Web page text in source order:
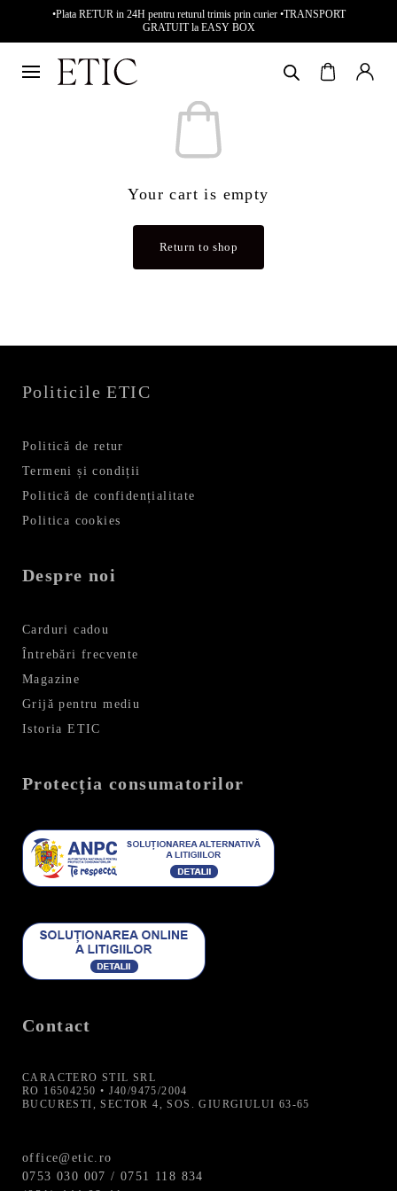
•Plata RETUR in 24H pentru returul trimis prin curier •TRANSPORT
GRATUIT la EASY BOX
Your cart is empty
Return to shop
Politicile ETIC
Politică de retur
Termeni și condiții
Politică de confidențialitate
Politica cookies
Despre noi
Carduri cadou
Întrebări frecvente
Magazine
Grijă pentru mediu
Istoria ETIC
Protecția consumatorilor
Contact
CARACTERO STIL SRL
RO 16504250 • J40/9475/2004
BUCURESTI, SECTOR 4, SOS. GIURGIULUI 63-65
office@etic.ro
0753 030 007 / 0751 118 834